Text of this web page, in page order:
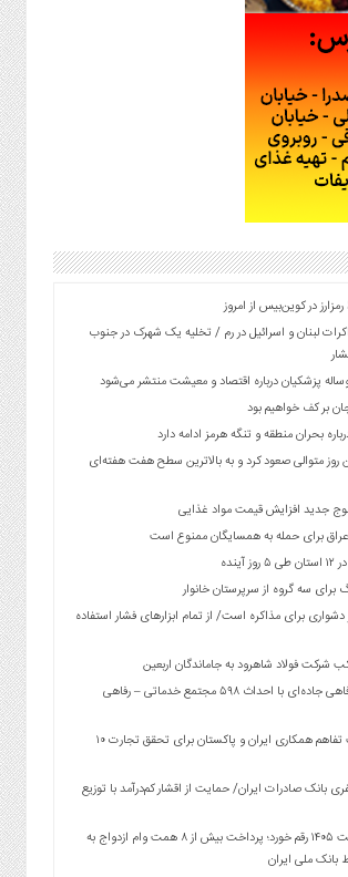
لبنان و اسرائیل در رم / تخلیه یک شهرک در جنوب
پزشکیان درباره اقتصاد و معیشت منتشر می‌شود
بر کف خواهیم بود
بحران منطقه و تنگه هرمز ادامه دارد
روز متوالی صعود کرد و به بالاترین سطح هفت هفته‌ای
جدید افزایش قیمت مواد غذایی
برای حمله به همسایگان ممنوع است
برای سه گروه از سرپرستان خانوار
برای مذاکره است/ از تمام ابزارهای فشار استفاده
فولاد شاهرود به جاماندگان اربعین
توسعه خدمات رفاهی جاده‌ای با احداث ۵۹۸ مجتمع خدماتی – رفاهی
امضای یادداشت تفاهم همکاری ایران و پاکستان برای تحقق تجارت ۱۰
هزار نفری بانک صادرات ایران/ حمایت از اقشار کم‌درآمد با توزیع
در چهار ماه نخست ۱۴۰۵ رقم خورد؛ پرداخت بیش از ۸ همت وام ازدواج به
ملی ایران